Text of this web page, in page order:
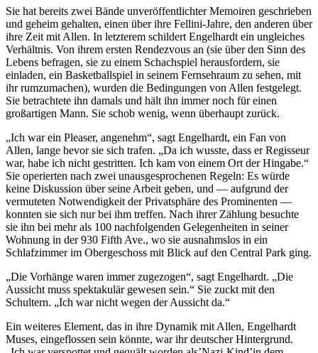
Sie hat bereits zwei Bände unveröffentlichter Memoiren geschrieben
und geheim gehalten, einen über ihre Fellini-Jahre, den anderen über
ihre Zeit mit Allen. In letzterem schildert Engelhardt ein ungleiches
Verhältnis. Von ihrem ersten Rendezvous an (sie über den Sinn des
Lebens befragen, sie zu einem Schachspiel herausfordern, sie
einladen, ein Basketballspiel in seinem Fernsehraum zu sehen, mit
ihr rumzumachen), wurden die Bedingungen von Allen festgelegt.
Sie betrachtete ihn damals und hält ihn immer noch für einen
großartigen Mann. Sie schob wenig, wenn überhaupt zurück.
„Ich war ein Pleaser, angenehm“, sagt Engelhardt, ein Fan von
Allen, lange bevor sie sich trafen. „Da ich wusste, dass er Regisseur
war, habe ich nicht gestritten. Ich kam von einem Ort der Hingabe.“
Sie operierten nach zwei unausgesprochenen Regeln: Es würde
keine Diskussion über seine Arbeit geben, und — aufgrund der
vermuteten Notwendigkeit der Privatsphäre des Prominenten —
konnten sie sich nur bei ihm treffen. Nach ihrer Zählung besuchte
sie ihn bei mehr als 100 nachfolgenden Gelegenheiten in seiner
Wohnung in der 930 Fifth Ave., wo sie ausnahmslos in ein
Schlafzimmer im Obergeschoss mit Blick auf den Central Park ging.
„Die Vorhänge waren immer zugezogen“, sagt Engelhardt. „Die
Aussicht muss spektakulär gewesen sein.“ Sie zuckt mit den
Schultern. „Ich war nicht wegen der Aussicht da.“
Ein weiteres Element, das in ihre Dynamik mit Allen, Engelhardt
Muses, eingeflossen sein könnte, war ihr deutscher Hintergrund.